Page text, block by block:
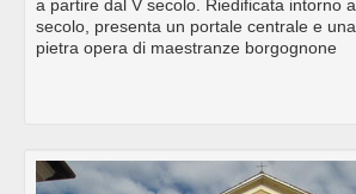
a partire dal V secolo. Riedificata intorno
secolo, presenta un portale centrale e
pietra opera di maestranze borgognone